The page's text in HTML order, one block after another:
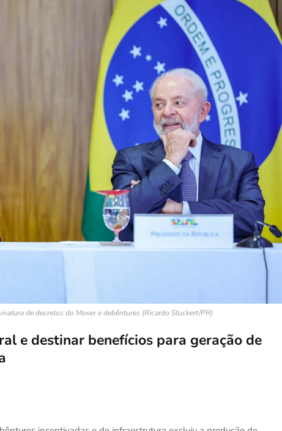
de decretos do Mover e debêntures (Ricardo Stuckert/PR)
e destinar benefícios para geração de